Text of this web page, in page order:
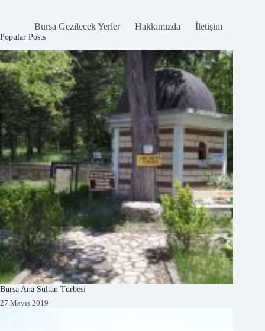
Bursa Gezilecek Yerler Hakkımızda İletişim
Popular Posts
Bursa Ana Sultan Türbesi
27 Mayıs 2019